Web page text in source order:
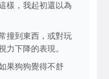
樣，我起初還以為
撞到東西，或對玩
力下降的表現。
果狗狗覺得不舒